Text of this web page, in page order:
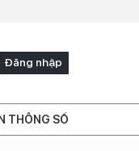
Đăng nhập
THÔNG SỐ